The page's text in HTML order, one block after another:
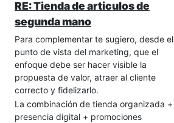
pocos minutos usando tu mapa, vas en
la dirección correcta.
Todo esto debe apoyarse en visibilidad:
registrar producción real, defectos y
desvíos de forma simple permite
reaccionar a tiempo.
La calidad no debe ser perfecta sino
consistente y definida, con criterios
claros de aceptación que eviten
decisiones ambiguas.
con dinero del negocio. Si lo haces,
tu contabilidad perderá sentido.
Este control te ayuda a planificar pagos
y evitar retrasos innecesarios.
Una contabilidad sana empieza con
disciplina y sencillez, no con
complejidad.
RE: Tienda de articulos de
segunda mano
Para complementar te sugiero, desde el
punto de vista del marketing, que el
enfoque debe ser hacer visible la
propuesta de valor, atraer al cliente
correcto y fidelizarlo.
La combinación de tienda organizada +
presencia digital + promociones